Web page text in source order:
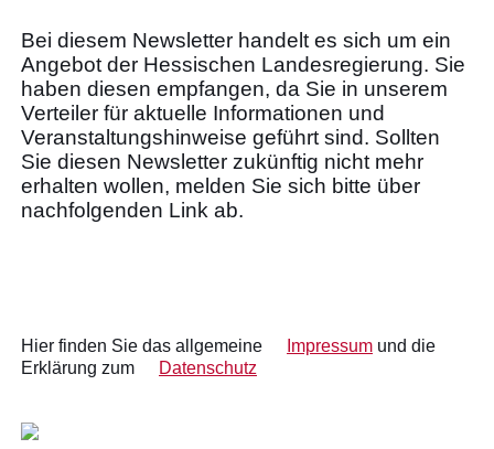
Bei diesem Newsletter handelt es sich um ein
Angebot der Hessischen Landesregierung. Sie
haben diesen empfangen, da Sie in unserem
Verteiler für aktuelle Informationen und
Veranstaltungshinweise geführt sind. Sollten
Sie diesen Newsletter zukünftig nicht mehr
erhalten wollen, melden Sie sich bitte über
nachfolgenden Link ab.
Hier finden Sie das allgemeine Impressumund die
Erklärung zum
Datenschutz